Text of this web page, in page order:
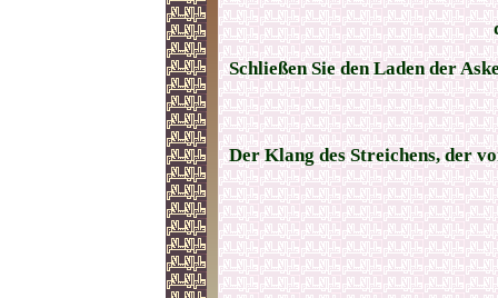
Schließen Sie den Laden der
Der Klang des Streichens, der